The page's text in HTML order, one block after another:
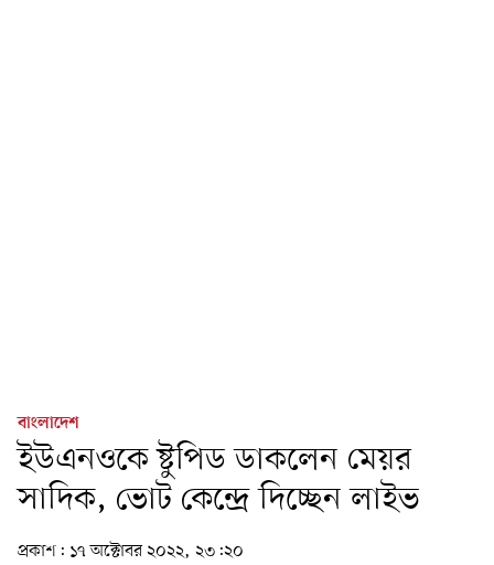
বাংলাদেশ
ইউএনওকে ষ্টুপিড ডাকলেন মেয়র
সাদিক, ভোট কেন্দ্রে দিচ্ছেন লাইভ
প্রকাশ: ১৭ অক্টোবর ২০২২, ২৩:২০